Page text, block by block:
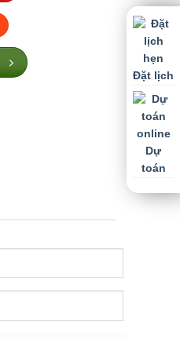
Đặt lịch
Dự
toán